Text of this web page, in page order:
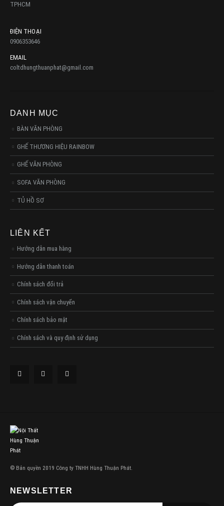
TPHCM
ĐIỆN THOẠI
0906353646
EMAIL
coltdhungthuanphat@gmail.com
DANH MỤC
BÀN VĂN PHÒNG
GHẾ THƯƠNG HIỆU RAINBOW
GHẾ VĂN PHÒNG
SOFA VĂN PHÒNG
TỦ HỒ SƠ
LIÊN KẾT
Hướng dẫn mua hàng
Hướng dẫn thanh toán
Chính sách đổi trả
Chính sách vận chuyển
Chính sách bảo mật
Chính sách và quy định sử dụng
© Bản quyền 2019 Công ty TNHH Hùng Thuận Phát.
NEWSLETTER